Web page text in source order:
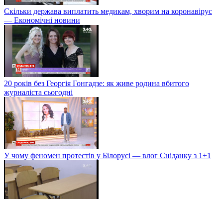
Скільки держава виплатить медикам, хворим на коронавірус
— Економічні новини
20 років без Георгія Гонгадзе: як живе родина вбитого
журналіста сьогодні
У чому феномен протестів у Білорусі — влог Сніданку з 1+1